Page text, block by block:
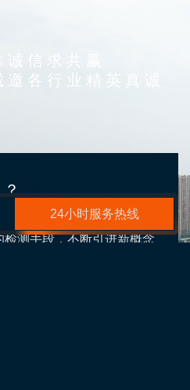
信求共赢
各行业精英真诚
？
测手段，不断引进新概念
24小时服务热线